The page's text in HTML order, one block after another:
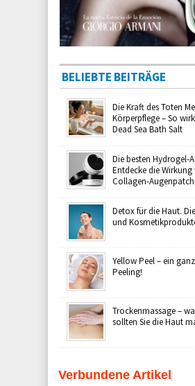
BELIEBTE BEITRÄGE
Die Kraft des Toten
Körperpflege – So
Dead Sea Bath Salt
Die besten Hydrogel-
Entdecke die
Collagen-
Detox für die Haut.
und
Yellow Peel – ein
Peeling!
Trockenmassage –
sollten Sie die Haut
Verbundene Artikel